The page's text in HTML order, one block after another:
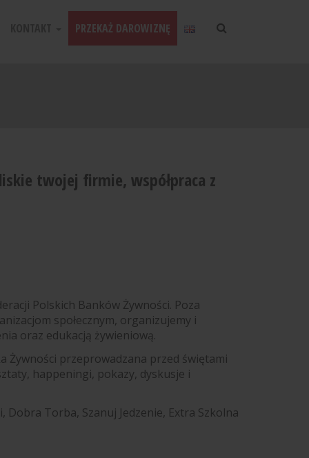
PRZEKAŻ DAROWIZNĘ
twojej firmie, współpraca z
Polskich Banków Żywności. Poza
społecznym, organizujemy i
oraz edukacją żywieniową.
Żywności przeprowadzana przed świętami
happeningi, pokazy, dyskusje i
Torba, Szanuj Jedzenie, Extra Szkolna